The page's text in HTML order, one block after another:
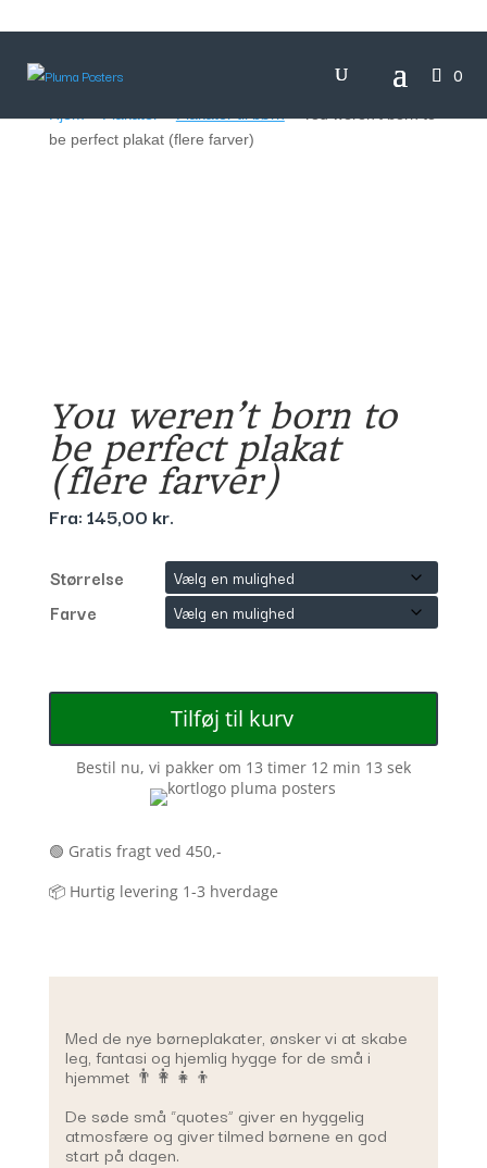
0
be perfect plakat (flere farver)
You weren’t born to
be perfect plakat
(flere farver)
Fra:145,00 kr.
Størrelse
Farve
Tilføj til kurv
Bestil nu, vi pakker om 13 timer 12 min 13 sek
🟢 Gratis fragt ved 450,-
📦 Hurtig levering 1-3 hverdage
Med de nye børneplakater, ønsker vi at skabe
leg, fantasi og hjemlig hygge for de små i
hjemmet 👨‍👩‍👧‍👦
De søde små “quotes” giver en hyggelig
atmosfære og giver tilmed børnene en god
start på dagen.